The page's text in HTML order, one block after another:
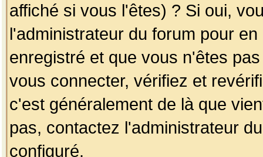
affiché si vous l'êtes) ? Si oui,
l'administrateur du forum pour
enregistré et que vous n'êtes
vous connecter, vérifiez et
c'est généralement de là que
pas, contactez l'administrateur
configuré.